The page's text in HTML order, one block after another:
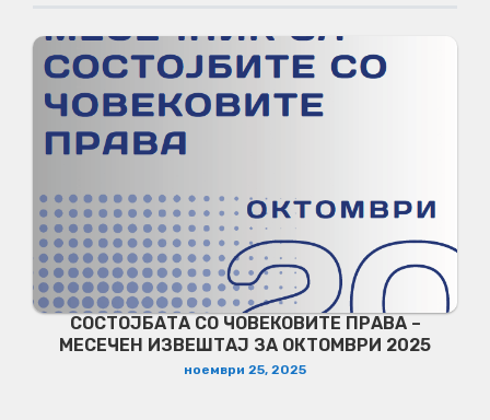
СОСТОЈБАТА СО ЧОВЕКОВИТЕ ПРАВА –
МЕСЕЧЕН ИЗВЕШТАЈ ЗА ОКТОМВРИ 2025
ноември 25, 2025